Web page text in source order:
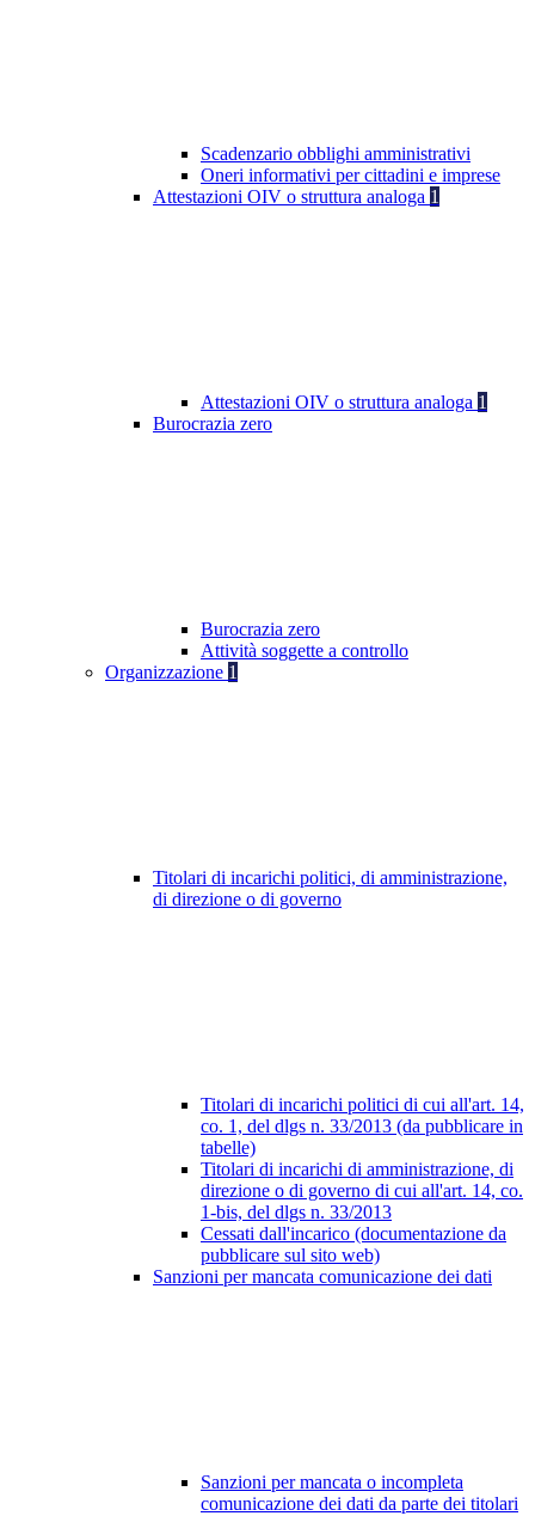
Scadenzario obblighi amministrativi
Oneri informativi per cittadini e imprese
Attestazioni OIV o struttura analoga 1
Attestazioni OIV o struttura analoga 1
Burocrazia zero
Burocrazia zero
Attività soggette a controllo
Organizzazione 1
Titolari di incarichi politici, di amministrazione,
di direzione o di governo
Titolari di incarichi politici di cui all'art. 14,
co. 1, del dlgs n. 33/2013 (da pubblicare in
tabelle)
Titolari di incarichi di amministrazione, di
direzione o di governo di cui all'art. 14, co.
1-bis, del dlgs n. 33/2013
Cessati dall'incarico (documentazione da
pubblicare sul sito web)
Sanzioni per mancata comunicazione dei dati
Sanzioni per mancata o incompleta
comunicazione dei dati da parte dei titolari